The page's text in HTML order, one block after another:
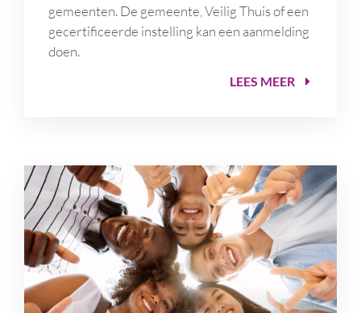
gemeenten. De gemeente, Veilig Thuis of een
gecertificeerde instelling kan een aanmelding
doen.
LEES MEER